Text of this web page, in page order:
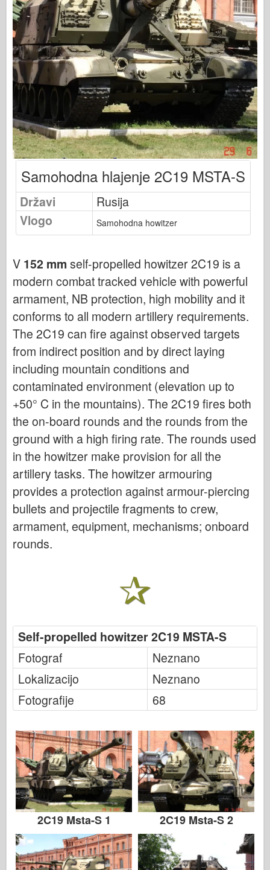
Založnost Osprey
Signal eskadrilje
Tankpower
Tovornjaki & tanki
Waffen-Arsenal
Wydawnictwo Militaria
Maquettes
Akademija
Modeli Ace
Klub AFV
Airfix
Letalstvo
AZ Model
Bronco
Kiber-hobi
Dnepromodel
Dragon
Eduard
E.T. Model
Fine plesni
Sile valorja
Hasegawa
Heller
HobbyBoss
Modeli IBG
Icm
Italeri
Tristar
Trobentač
Zvezda
Albumi-Fotografije
Sprehod okoli
Dvd
Stik
le Journal
Kompleti
Samohodna hlajenje 2C19 MSTA-S
Državi
Rusija
Vlogo
Samohodna howitzer
V 152 mm self-propelled howitzer 2C19 is a
modern combat tracked vehicle with powerful
armament, NB protection, high mobility and it
conforms to all modern artillery requirements.
The 2C19 can fire against observed targets
from indirect position and by direct laying
including mountain conditions and
contaminated environment (elevation up to
+50° C in the mountains). The 2C19 fires both
the on-board rounds and the rounds from the
ground with a high firing rate. The rounds used
in the howitzer make provision for all the
artillery tasks. The howitzer armouring
provides a protection against armour-piercing
bullets and projectile fragments to crew,
armament, equipment, mechanisms; onboard
rounds.
Self-propelled howitzer 2C19 MSTA-S
Fotograf
Neznano
Lokalizacijo
Neznano
Fotografije
68
2C19 Msta-S 1 2C19 Msta-S 2